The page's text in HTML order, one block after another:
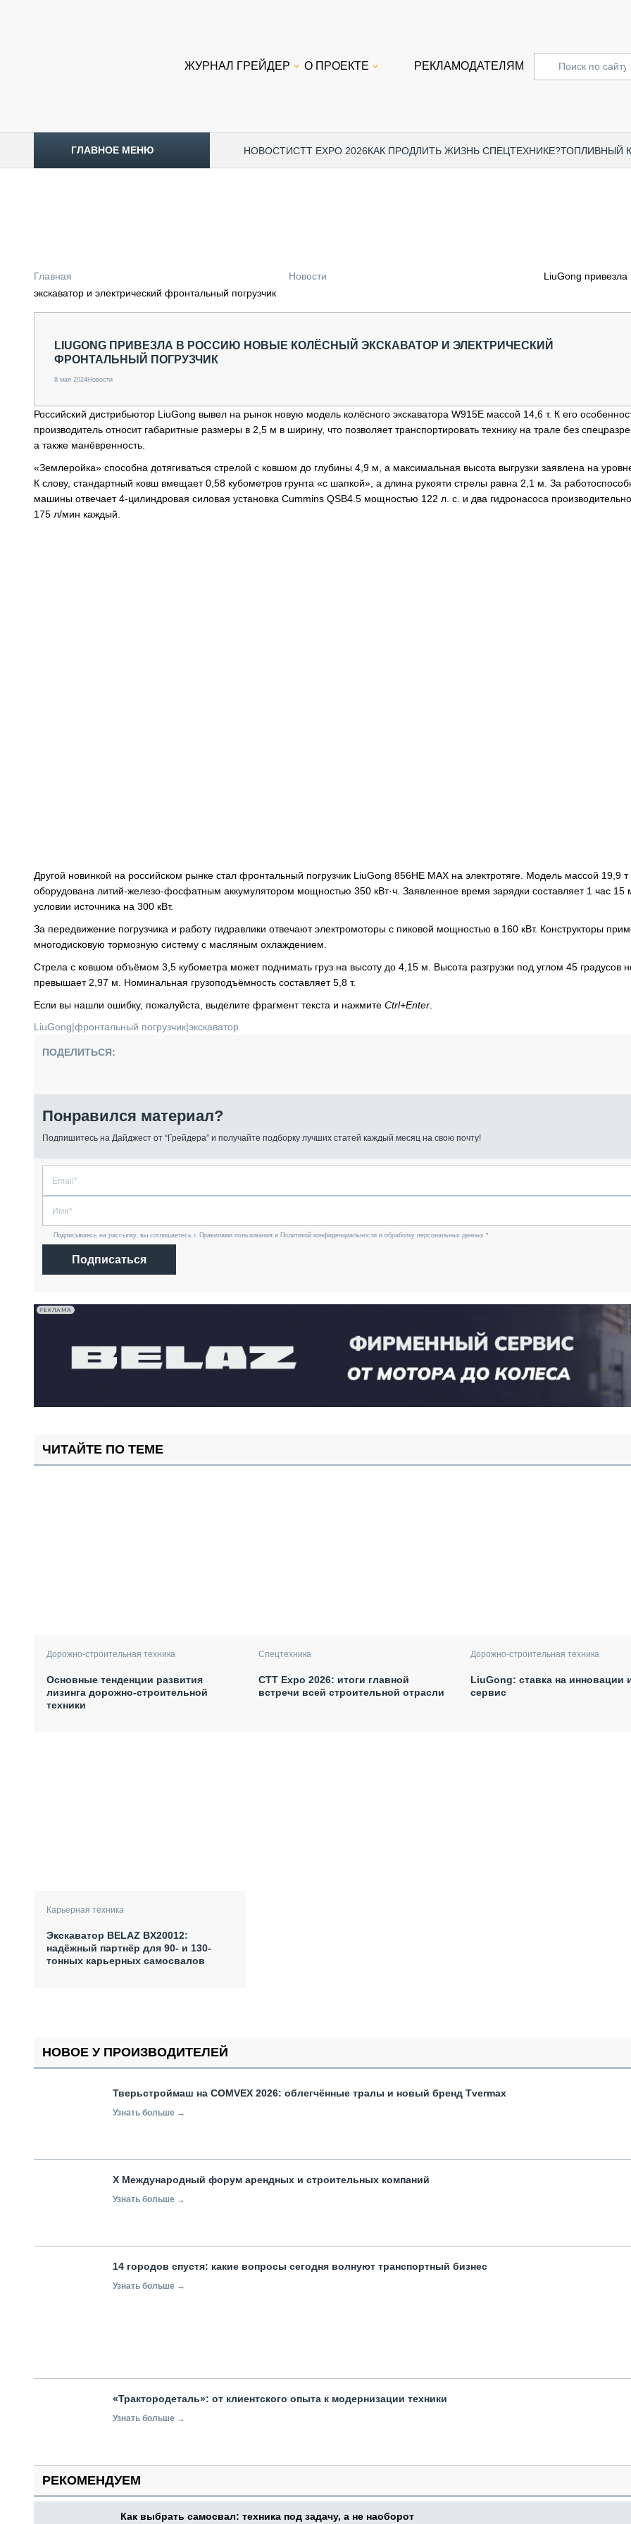
ЖУРНАЛ ГРЕЙДЕР О ПРОЕКТЕ РЕКЛАМОДАТЕЛЯМ
ГЛАВНОЕ МЕНЮ НОВОСТИCTT EXPO 2026КАК ПРОДЛИТЬ ЖИЗНЬ СПЕЦТЕХНИКЕ?ТОПЛИВНЫЙ
ОБЗОР РЫНКА
ГРУЗОПЕРЕВОЗКИ
ФИНАНСЫ, ЛИЗИНГ, СТРАХОВАНИЕ
ТЕХНИКА КРУПНЫМ ПЛАНОМ
ТЕХНОЛОГИИ
ДОРОЖНАЯ ИНДУСТРИЯ
СЕРВИСМЕНЫ
БЛИЖАЙШИЕ МЕРОПРИЯТИЯ
Главная Новости
LiuGong
экскаватор и электрический фронтальный погрузчик
LIUGONG ПРИВЕЗЛА В РОССИЮ НОВЫЕ КОЛЁСНЫЙ ЭКСКАВАТОР И ЭЛЕКТРИЧЕСКИЙ
ФРОНТАЛЬНЫЙ ПОГРУЗЧИК
8 мая 2024Новости
Российский дистрибьютор LiuGong вывел на рынок новую модель колёсного экскаватора W915E массой 14,6 т. К его
производитель относит габаритные размеры в 2,5 м в ширину, что позволяет транспортировать технику на трале без
а также манёвренность.
«Землеройка» способна дотягиваться стрелой с ковшом до глубины 4,9 м, а максимальная высота выгрузки заявлена на
К слову, стандартный ковш вмещает 0,58 кубометров грунта «с шапкой», а длина рукояти стрелы равна 2,1 м. За
машины отвечает 4-цилиндровая силовая установка Cummins QSB4.5 мощностью 122 л. с. и два гидронасоса
175 л/мин каждый.
Другой новинкой на российском рынке стал фронтальный погрузчик LiuGong 856HE MAX на электротяге. Модель массой 19,9 т
оборудована литий-железо-фосфатным аккумулятором мощностью 350 кВт·ч. Заявленное время зарядки составляет 1 час 15
условии источника на 300 кВт.
За передвижение погрузчика и работу гидравлики отвечают электромоторы с пиковой мощностью в 160 кВт. Конструкторы
многодисковую тормозную систему с масляным охлаждением.
Стрела с ковшом объёмом 3,5 кубометра может поднимать груз на высоту до 4,15 м. Высота разгрузки под углом 45 градусов
превышает 2,97 м. Номинальная грузоподъёмность составляет 5,8 т.
Если вы нашли ошибку, пожалуйста, выделите фрагмент текста и нажмите Ctrl+Enter
LiuGong|фронтальный погрузчик|экскаватор
ПОДЕЛИТЬСЯ:
Понравился материал?
Подпишитесь на Дайджест от “Грейдера” и получайте подборку лучших статей каждый месяц на свою почту!
Подписываясь на рассылку, вы соглашаетесь с Правилами пользования и Политикой конфиденциальности и обработку персональных данных *
Подписаться
РЕКЛАМА
ЧИТАЙТЕ ПО ТЕМЕ
Дорожно-строительная техника
Основные тенденции развития
лизинга дорожно-строительной
техники
Спецтехника
СТТ Expo 2026: итоги главной
встречи всей строительной отрасли
Дорожно-строительная техника
LiuGong: ставка на инновации
сервис
Карьерная техника
Экскаватор BELAZ BX20012:
надёжный партнёр для 90- и 130-
тонных карьерных самосвалов
НОВОЕ У ПРОИЗВОДИТЕЛЕЙ
Тверьстроймаш на COMVEX 2026: облегчённые тралы и новый бренд Tvermax
Узнать больше →
X Международный форум арендных и строительных компаний
Узнать больше →
14 городов спустя: какие вопросы сегодня волнуют транспортный бизнес
Узнать больше →
«Трактородеталь»: от клиентского опыта к модернизации техники
Узнать больше →
РЕКОМЕНДУЕМ
Как выбрать самосвал: техника под задачу, а не наоборот